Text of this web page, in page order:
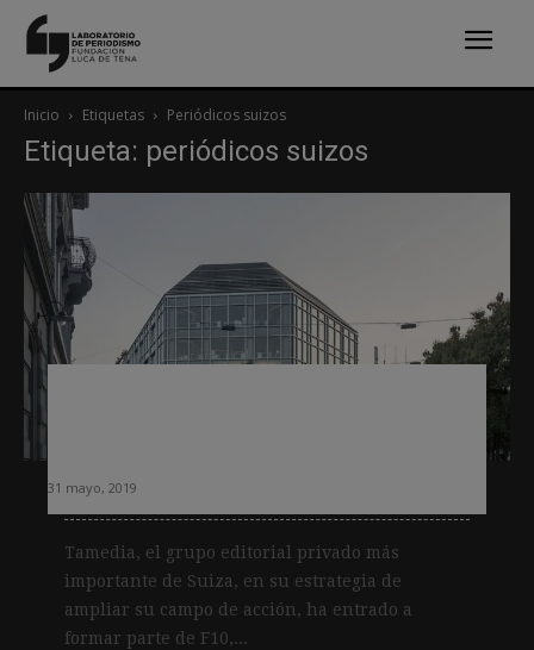
Inicio Etiquetas Periódicos suizos
Etiqueta: periódicos suizos
31 mayo, 2019
Tamedia, el grupo editorial privado más
importante de Suiza, en su estrategia de
ampliar su campo de acción, ha entrado a
formar parte de F10,...